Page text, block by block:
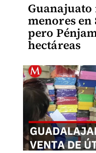
menores
pero
hectáreas